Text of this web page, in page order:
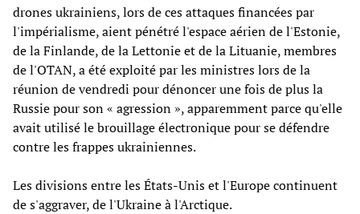
drones ukrainiens, lors de ces attaques financées par
l'impérialisme, aient pénétré l'espace aérien de l'Estonie,
de la Finlande, de la Lettonie et de la Lituanie, membres
de l'OTAN, a été exploité par les ministres lors de la
réunion de vendredi pour dénoncer une fois de plus la
Russie pour son « agression », apparemment parce qu'elle
avait utilisé le brouillage électronique pour se défendre
contre les frappes ukrainiennes.
Les divisions entre les États-Unis et l'Europe continuent
de s'aggraver, de l'Ukraine à l'Arctique.